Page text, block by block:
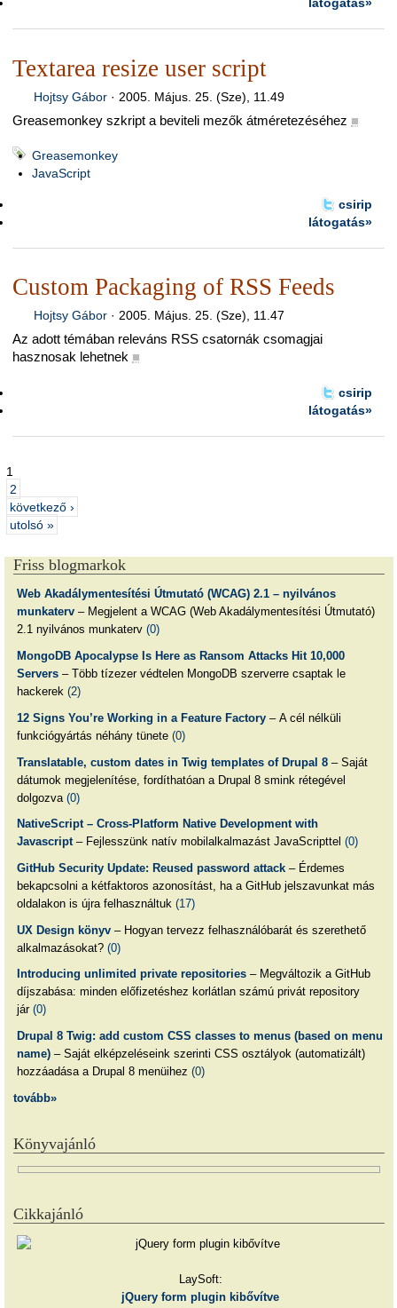
látogatás»
Textarea resize user script
Hojtsy Gábor· 2005. Május. 25. (Sze), 11.49
Greasemonkey szkript a beviteli mezők átméretezéséhez ■
Greasemonkey
JavaScript
csirip
látogatás»
Custom Packaging of RSS Feeds
Hojtsy Gábor· 2005. Május. 25. (Sze), 11.47
Az adott témában releváns RSS csatornák csomagjai
hasznosak lehetnek ■
csirip
látogatás»
1
2
következő ›
utolsó »
Friss blogmarkok
Web Akadálymentesítési Útmutató (WCAG) 2.1 – nyilvános
munkaterv– Megjelent a WCAG (Web Akadálymentesítési Útmutató)
2.1 nyilvános munkaterv (0)
MongoDB Apocalypse Is Here as Ransom Attacks Hit 10,000
Servers– Több tízezer védtelen MongoDB szerverre csaptak le
hackerek (2)
12 Signs You’re Working in a Feature Factory– A cél nélküli
funkciógyártás néhány tünete (0)
Translatable, custom dates in Twig templates of Drupal 8– Saját
dátumok megjelenítése, fordíthatóan a Drupal 8 smink rétegével
dolgozva (0)
NativeScript – Cross-Platform Native Development with
Javascript– Fejlesszünk natív mobilalkalmazást JavaScripttel (0)
GitHub Security Update: Reused password attack– Érdemes
bekapcsolni a kétfaktoros azonosítást, ha a GitHub jelszavunkat más
oldalakon is újra felhasználtuk (17)
UX Design könyv– Hogyan tervezz felhasználóbarát és szerethető
alkalmazásokat? (0)
Introducing unlimited private repositories– Megváltozik a GitHub
díjszabása: minden előfizetéshez korlátlan számú privát repository
jár (0)
Drupal 8 Twig: add custom CSS classes to menus (based on menu
name)– Saját elképzeléseink szerinti CSS osztályok (automatizált)
hozzáadása a Drupal 8 menüihez (0)
tovább»
Könyvajánló
Cikkajánló
LaySoft:
jQuery form plugin kibővítve